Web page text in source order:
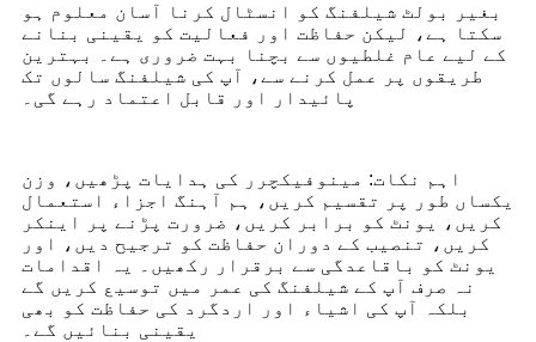
بغیر بولٹ شیلفنگ کو انسٹال کرنا آسان معلوم ہو
سکتا ہے، لیکن حفاظت اور فعالیت کو یقینی بنانے
کے لیے عام غلطیوں سے بچنا بہت ضروری ہے۔ بہترین
طریقوں پر عمل کرنے سے، آپ کی شیلفنگ سالوں تک
پائیدار اور قابل اعتماد رہے گی۔
اہم نکات: مینوفیکچرر کی ہدایات پڑھیں، وزن
یکساں طور پر تقسیم کریں، ہم آہنگ اجزاء استعمال
کریں، یونٹ کو برابر کریں، ضرورت پڑنے پر اینکر
کریں، تنصیب کے دوران حفاظت کو ترجیح دیں، اور
یونٹ کو باقاعدگی سے برقرار رکھیں۔ یہ اقدامات
نہ صرف آپ کے شیلفنگ کی عمر میں توسیع کریں گے
بلکہ آپ کی اشیاء اور اردگرد کی حفاظت کو بھی
یقینی بنائیں گے۔